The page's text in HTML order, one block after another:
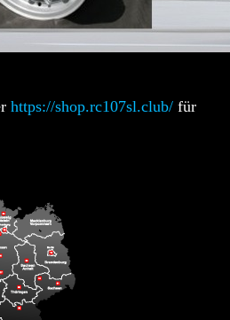
https://shop.rc107sl.club/ für